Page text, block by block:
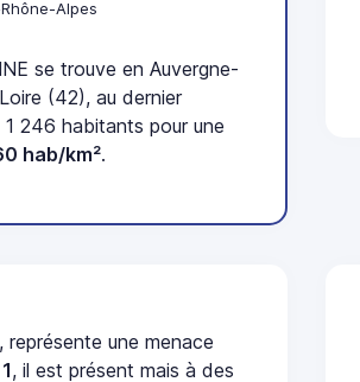
Alpes
se trouve en Auvergne-
(42), au dernier
246 habitants pour une
hab/km².
une menace
, il est présent mais à des